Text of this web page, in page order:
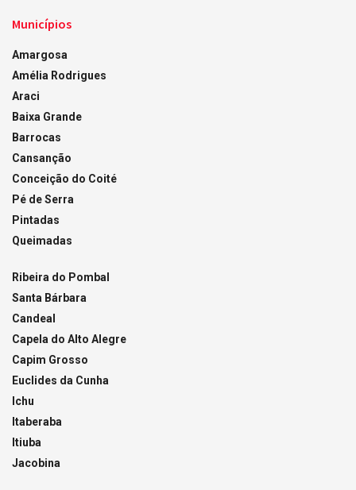
Municípios
Amargosa
Amélia Rodrigues
Araci
Baixa Grande
Barrocas
Cansanção
Conceição do Coité
Pé de Serra
Pintadas
Queimadas
Ribeira do Pombal
Santa Bárbara
Candeal
Capela do Alto Alegre
Capim Grosso
Euclides da Cunha
Ichu
Itaberaba
Itiuba
Jacobina